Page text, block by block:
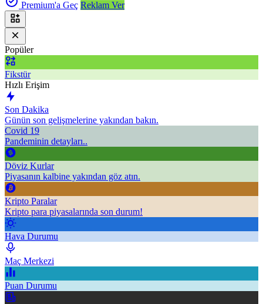
Premium'a Geç Reklam Ver
Popüler
Fikstür
Hızlı Erişim
Son Dakika
Günün son gelişmelerine yakından bakın.
Covid 19
Pandeminin detayları..
Döviz Kurlar
Piyasanın kalbine yakından göz atın.
Kripto Paralar
Kripto para piyasalarında son durum!
Hava Durumu
Maç Merkezi
Puan Durumu